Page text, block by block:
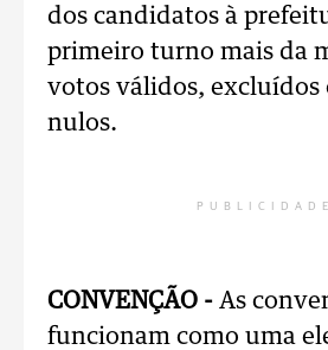
dos candidatos à
primeiro turno mais da
votos válidos, excluídos
nulos.
PUBLICIDADE
CONVENÇÃO - As
funcionam como uma